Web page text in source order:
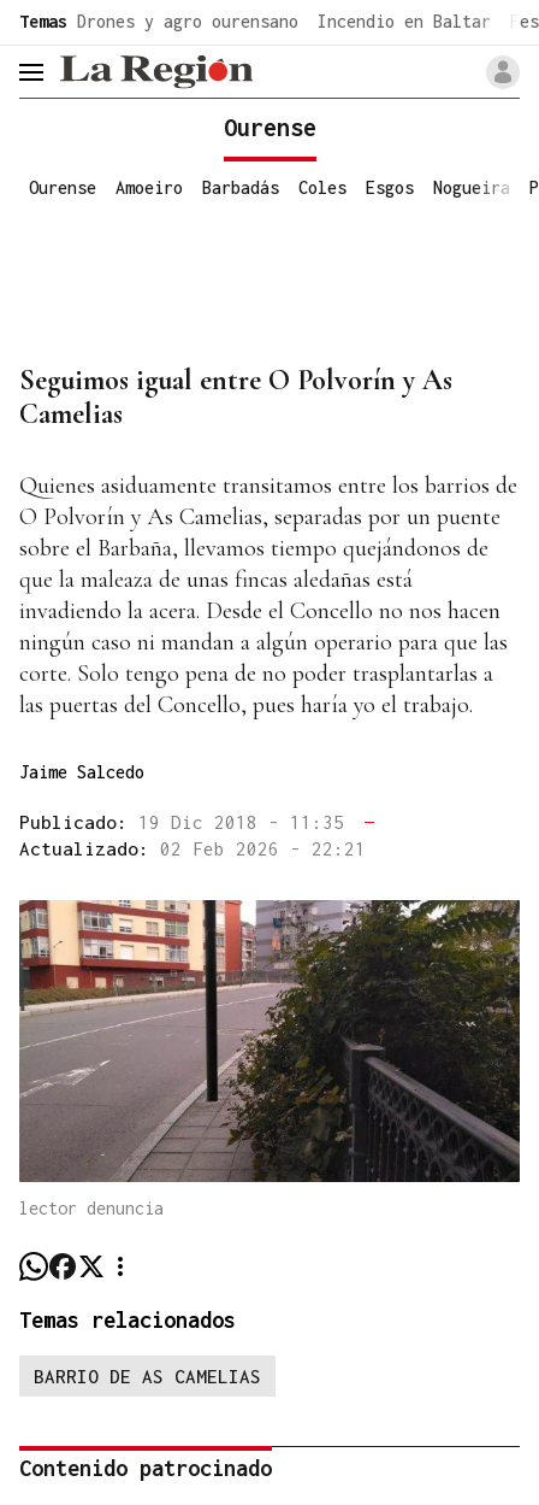
Temas Drones y agro ourensano Incendio en Baltar
header.menu.open
Ourense
Ourense Amoeiro Barbadás Coles Esgos Nogueira
Seguimos igual entre O Polvorín y As
Camelias
Quienes asiduamente transitamos entre los barrios de
O Polvorín y As Camelias, separadas por un puente
sobre el Barbaña, llevamos tiempo quejándonos de
que la maleaza de unas fincas aledañas está
invadiendo la acera. Desde el Concello no nos hacen
ningún caso ni mandan a algún operario para que las
corte. Solo tengo pena de no poder trasplantarlas a
las puertas del Concello, pues haría yo el trabajo.
Jaime Salcedo
Publicado: 19 Dic 2018 - 11:35
—
Actualizado: 02 Feb 2026 - 22:21
lector denuncia
Temas relacionados
BARRIO DE AS CAMELIAS
Contenido patrocinado